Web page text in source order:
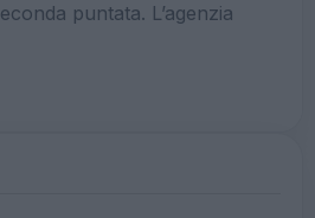
puntata. L’agenzia